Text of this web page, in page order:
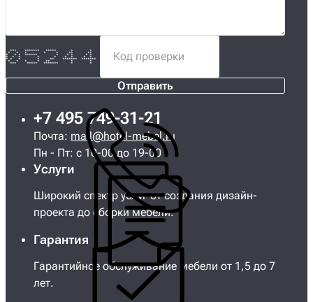
*** ******* ***** * *
* * * * * ** **
* * * ****** * * * * *
* * * * * * * * *
* * * * ** ******* *******
* * * * ** * *
*** ***** ******* * *
Отправить
+7 495 749-31-21
Почта: mail@hotel-mebel.ru
Пн - Пт: с 10-00 до 19-00
Услуги
Широкий спектр услуг от создания дизайн-
проекта до сборки мебели.
Гарантия
Гарантийное обслуживание мебели от 1,5 до 7
лет.